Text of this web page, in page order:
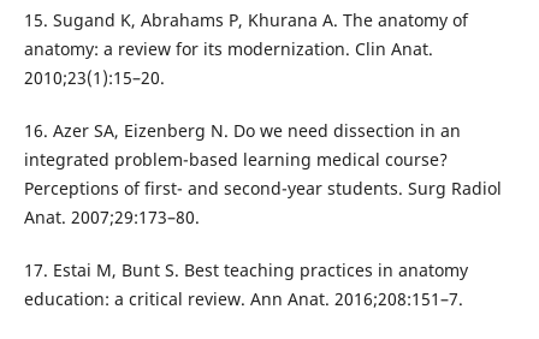
15. Sugand K, Abrahams P, Khurana A. The anatomy of
anatomy: a review for its modernization. Clin Anat.
2010;23(1):15–20.
16. Azer SA, Eizenberg N. Do we need dissection in an
integrated problem-based learning medical course?
Perceptions of first- and second-year students. Surg Radiol
Anat. 2007;29:173–80.
17. Estai M, Bunt S. Best teaching practices in anatomy
education: a critical review. Ann Anat. 2016;208:151–7.